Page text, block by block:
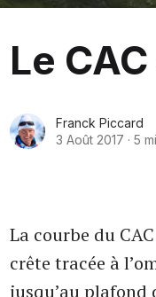
Le
Franck Piccard
3 Août 2017 · 5
La courbe du
crête tracée à
jusqu’au